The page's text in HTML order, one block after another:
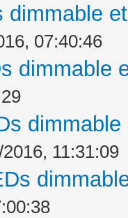
dimmable
07:40:46
dimmable
11:31:09